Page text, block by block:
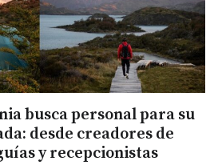
busca personal para su
desde creadores de
y recepcionistas